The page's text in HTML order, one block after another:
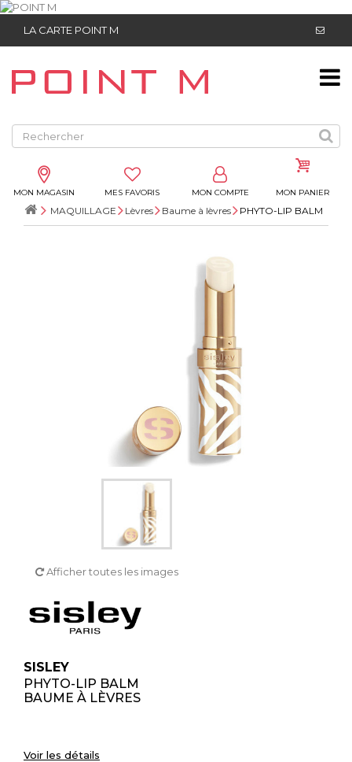
LA CARTE POINT M
MON MAGASIN MES FAVORIS MON COMPTE MON PANIER
MAQUILLAGE Lèvres Baume à lèvres PHYTO-LIP BALM
Afficher toutes les images
SISLEY
PHYTO-LIP BALM
BAUME À LÈVRES
Voir les détails